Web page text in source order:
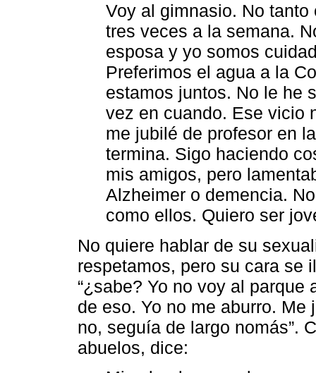
Voy al gimnasio. No
tres veces a la semana.
esposa y yo somos
Preferimos el agua a la
estamos juntos. No le he
vez en cuando. Ese vicio
me jubilé de profesor en
termina. Sigo haciendo
mis amigos, pero
Alzheimer o demencia.
como ellos. Quiero ser
No quiere hablar de su
respetamos, pero su cara se
“¿sabe? Yo no voy al
de eso. Yo no me aburro.
no, seguía de largo nomás”.
abuelos, dice: